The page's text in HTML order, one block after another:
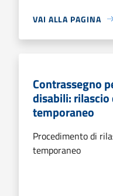
VAI ALLA PAGINA
Contrassegno
disabili:
temporaneo
Procedimento di
temporaneo